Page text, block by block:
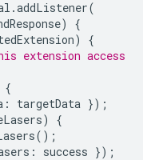
.addListener(
)
{
)
{
extension access
{
: targetData });
)
{
();
: success });